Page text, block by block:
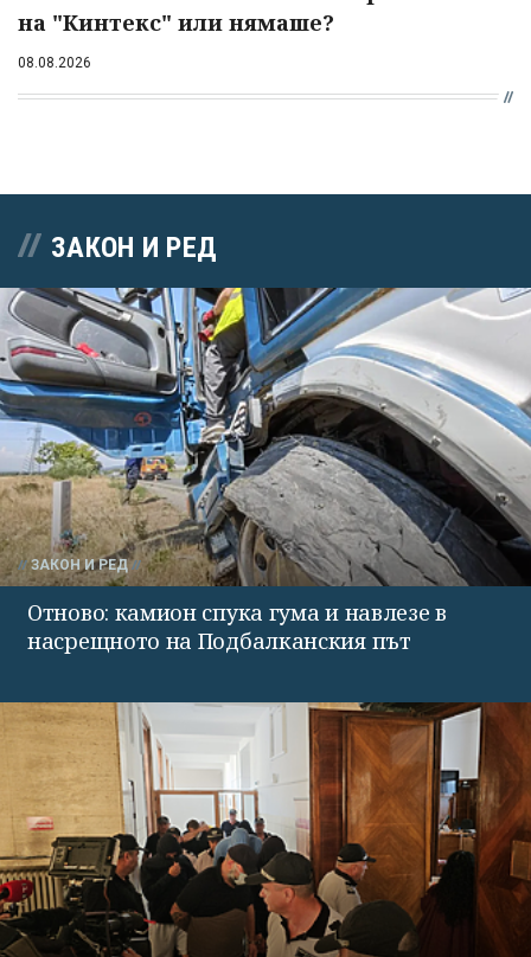
на "Кинтекс" или нямаше?
08.08.2026
ЗАКОН И РЕД
ЗАКОН И РЕД
Отново: камион спука гума и навлезе в
насрещното на Подбалканския път